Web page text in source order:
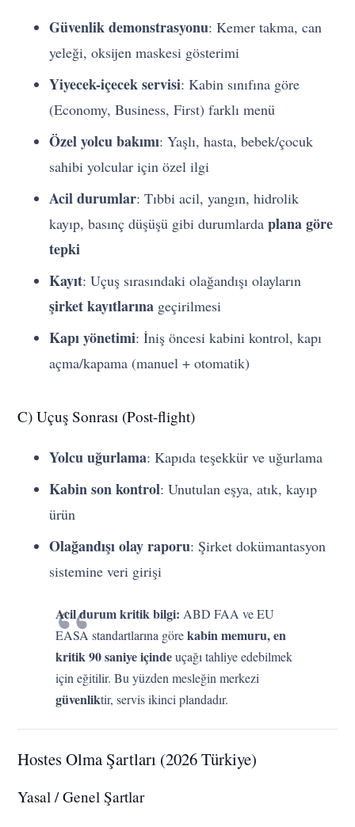
Güvenlik demonstrasyonu: Kemer takma, can
yeleği, oksijen maskesi gösterimi
Yiyecek-içecek servisi: Kabin sınıfına göre
(Economy, Business, First) farklı menü
Özel yolcu bakımı: Yaşlı, hasta, bebek/çocuk
sahibi yolcular için özel ilgi
Acil durumlar: Tıbbi acil, yangın, hidrolik
kayıp, basınç düşüşü gibi durumlardaplana göre
tepki
Kayıt: Uçuş sırasındaki olağandışı olayların
şirket kayıtlarına geçirilmesi
Kapı yönetimi: İniş öncesi kabini kontrol, kapı
açma/kapama (manuel + otomatik)
C) Uçuş Sonrası (Post-flight)
Yolcu uğurlama: Kapıda teşekkür ve uğurlama
Kabin son kontrol: Unutulan eşya, atık, kayıp
ürün
Olağandışı olay raporu: Şirket dokümantasyon
sistemine veri girişi
Acil durum kritik bilgi: ABD FAA ve EU
EASA standartlarına görekabin memuru, en
kritik 90 saniye içindeuçağı tahliye edebilmek
için eğitilir. Bu yüzden mesleğin merkezi
güvenliktir, servis ikinci plandadır.
Hostes Olma Şartları (2026 Türkiye)
Yasal / Genel Şartlar